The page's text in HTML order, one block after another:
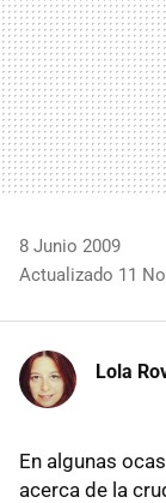
8 Junio 2009
Actualizado 11
Lola
En algunas
acerca de la